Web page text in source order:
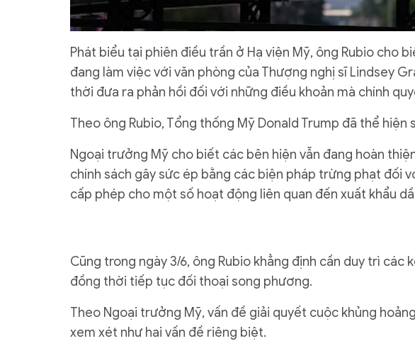
Phát biểu tại phiên điều trần ở Hạ viện Mỹ, ông Rubio cho
đang làm việc với văn phòng của Thượng nghị sĩ Lindsey
thời đưa ra phản hồi đối với những điều khoản mà chính
Theo ông Rubio, Tổng thống Mỹ Donald Trump đã thể
Ngoại trưởng Mỹ cho biết các bên hiện vẫn đang hoàn
chính sách gây sức ép bằng các biện pháp trừng phạt đối
cấp phép cho một số hoạt động liên quan đến xuất khẩu
Cũng trong ngày 3/6, ông Rubio khẳng định cần duy trì các
đồng thời tiếp tục đối thoại song phương.
Theo Ngoại trưởng Mỹ, vấn đề giải quyết cuộc khủng
xem xét như hai vấn đề riêng biệt.